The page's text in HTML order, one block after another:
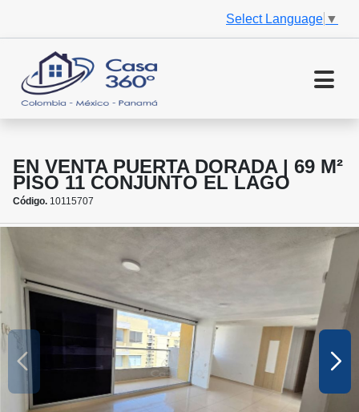
Select Language ▼
EN VENTA PUERTA DORADA | 69 M²
PISO 11 CONJUNTO EL LAGO
Código. 10115707